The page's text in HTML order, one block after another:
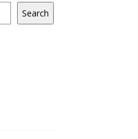
Search